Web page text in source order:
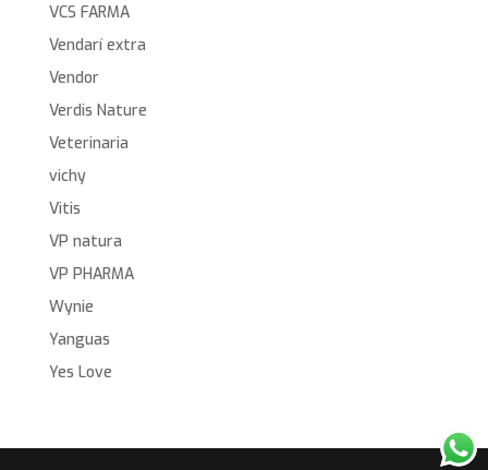
VCS FARMA
Vendarí extra
Vendor
Verdis Nature
Veterinaria
vichy
Vitis
VP natura
VP PHARMA
Wynie
Yanguas
Yes Love